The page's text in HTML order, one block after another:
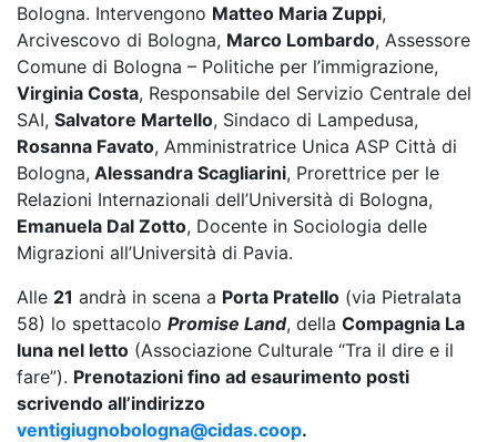
Bologna. Intervengono Matteo Maria Zuppi,
Arcivescovo di Bologna, Marco Lombardo, Assessore
Comune di Bologna – Politiche per l’immigrazione,
Virginia Costa, Responsabile del Servizio Centrale del
SAI, Salvatore Martello, Sindaco di Lampedusa,
Rosanna Favato, Amministratrice Unica ASP Città di
Bologna, Alessandra Scagliarini, Prorettrice per le
Relazioni Internazionali dell’Università di Bologna,
Emanuela Dal Zotto, Docente in Sociologia delle
Migrazioni all’Università di Pavia.
Alle 21 andrà in scena a Porta Pratello (via Pietralata
58) lo spettacolo Promise Land, della Compagnia La
luna nel letto (Associazione Culturale “Tra il dire e il
fare”). Prenotazioni fino ad esaurimento posti
scrivendo all’indirizzo
ventigiugnobologna@cidas.coop.